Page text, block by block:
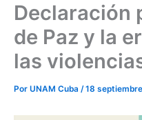
Declaración
de Paz y la
las
Por UNAM Cuba /18